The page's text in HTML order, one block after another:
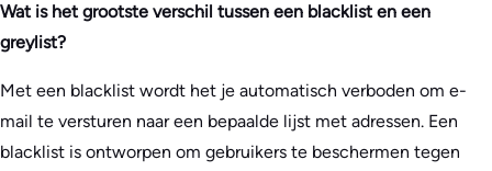
Wat is het grootste verschil tussen een blacklist en een
greylist?
Met een blacklist wordt het je automatisch verboden om e-
mail te versturen naar een bepaalde lijst met adressen. Een
blacklist is ontworpen om gebruikers te beschermen tegen